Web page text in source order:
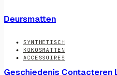
Deursmatten
SYNTHETISCH
KOKOSMATTEN
ACCESSOIRES
Geschiedenis Contacteren